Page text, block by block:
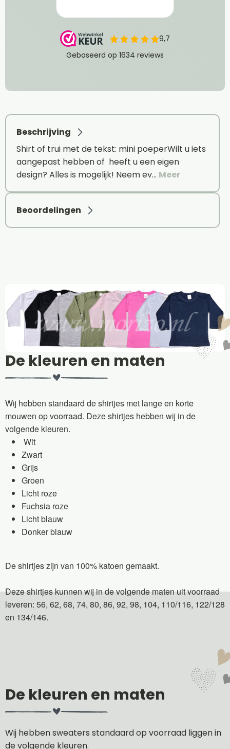
Beschrijving
Shirt of trui met de tekst: mini poeperWilt u iets
aangepast hebben of heeft u een eigen
design? Alles is mogelijk! Neem ev… Meer
Beoordelingen
De kleuren en maten
Wij hebben standaard de shirtjes met lange en korte
mouwen op voorraad. Deze shirtjes hebben wij in de
volgende kleuren.
Wit
Zwart
Grijs
Groen
Licht roze
Fuchsia roze
Licht blauw
Donker blauw
De shirtjes zijn van 100% katoen gemaakt.
Deze shirtjes kunnen wij in de volgende maten uit voorraad
leveren: 56, 62, 68, 74, 80, 86, 92, 98, 104, 110/116, 122/128
en 134/146.
De kleuren en maten
Wij hebben sweaters standaard op voorraad liggen in
de volgende kleuren.